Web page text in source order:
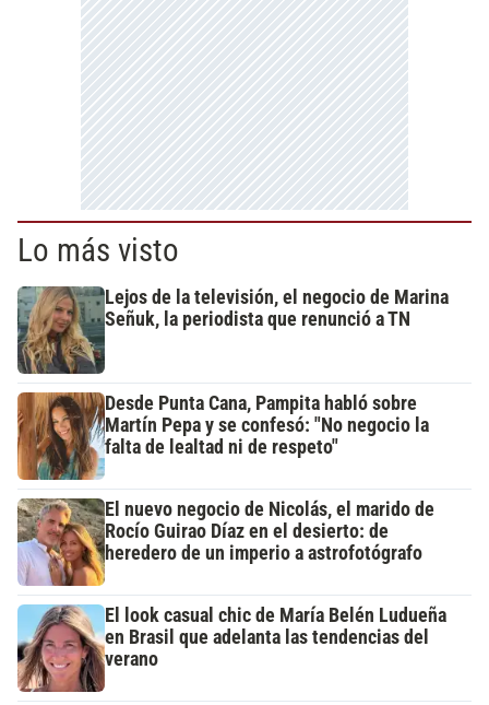
Lo más visto
Lejos de la televisión, el negocio de Marina
Señuk, la periodista que renunció a TN
Desde Punta Cana, Pampita habló sobre
Martín Pepa y se confesó: "No negocio la
falta de lealtad ni de respeto"
El nuevo negocio de Nicolás, el marido de
Rocío Guirao Díaz en el desierto: de
heredero de un imperio a astrofotógrafo
El look casual chic de María Belén Ludueña
en Brasil que adelanta las tendencias del
verano